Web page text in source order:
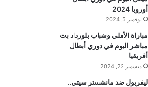
أوروبا 2024
نوفمبر 5, 2024
مباراة الأهلي وشباب بلوزداد بث
مباشر اليوم في دوري أبطال
أفريقيا
ديسمبر 22, 2024
ليفربول ضد مانشستر سيتي..